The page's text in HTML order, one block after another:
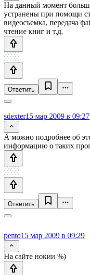
На данный момент
устранены при помощи
видеосъемка, передача
чтение книг и т.д.
Ответить
sdexter15 мар 2009 в 09:27
А можно подробнее об
информацию о таких
Ответить
pento15 мар 2009 в 09:29
На сайте нокии %)